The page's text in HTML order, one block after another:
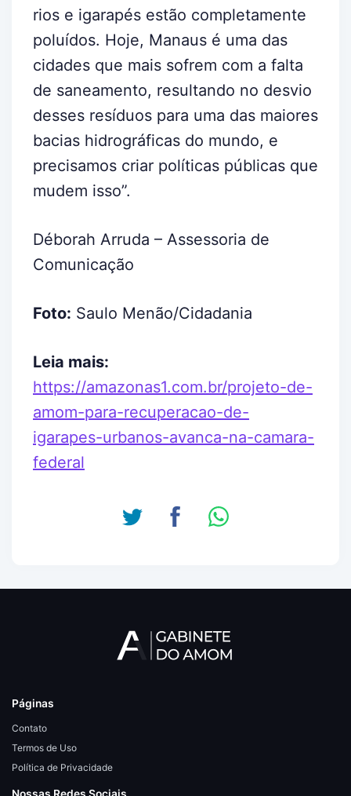
rios e igarapés estão completamente
poluídos. Hoje, Manaus é uma das
cidades que mais sofrem com a falta
de saneamento, resultando no desvio
desses resíduos para uma das maiores
bacias hidrográficas do mundo, e
precisamos criar políticas públicas que
mudem isso”.
Déborah Arruda – Assessoria de
Comunicação
Foto: Saulo Menão/Cidadania
Leia mais:
https://amazonas1.com.br/projeto-de-
amom-para-recuperacao-de-
igarapes-urbanos-avanca-na-camara-
federal
Páginas
Contato
Termos de Uso
Política de Privacidade